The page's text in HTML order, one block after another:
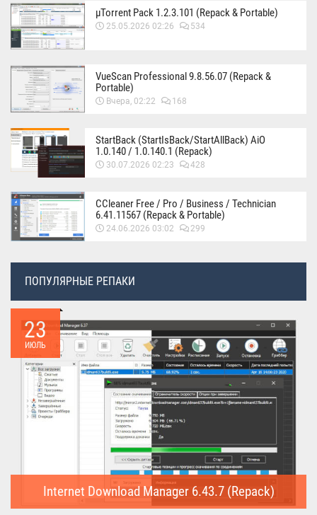
µTorrent Pack 1.2.3.101 (Repack & Portable)
25.05.2026 02:26 534
VueScan Professional 9.8.56.07 (Repack &
Portable)
Вчера, 02:22 168
StartBack (StartIsBack/StartAllBack) AiO
1.0.140 / 1.0.140.1 (Repack)
30.07.2026 02:23 428
CCleaner Free / Pro / Business / Technician
6.41.11567 (Repack & Portable)
24.06.2026 03:02 299
ПОПУЛЯРНЫЕ РЕПАКИ
23
ИЮЛЬ
Internet Download Manager 6.43.7 (Repack)